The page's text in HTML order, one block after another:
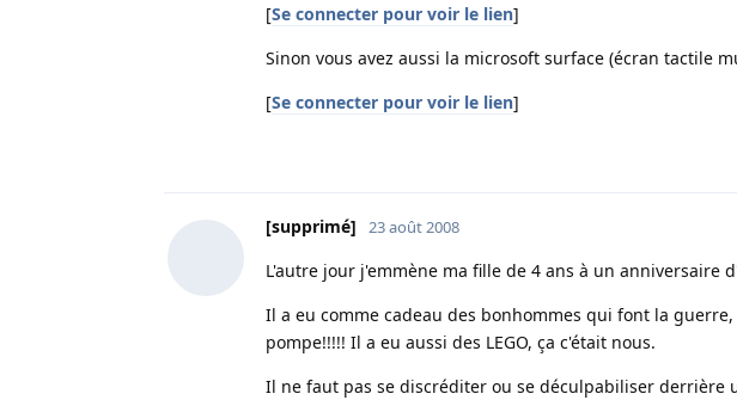
[Se connecter pour voir le lien]
Sinon vous avez aussi la microsoft surface (écran tactile
[Se connecter pour voir le lien]
[supprimé] 23 août 2008
L'autre jour j'emmène ma fille de 4 ans à un anniversaire
Il a eu comme cadeau des bonhommes qui font la
pompe!!!!! Il a eu aussi des LEGO, ça c'était nous.
Il ne faut pas se discréditer ou se déculpabiliser derrière